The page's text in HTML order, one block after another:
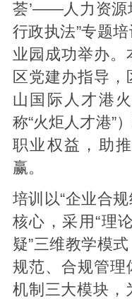
荟’——人力资源
行政执法”专题
业园成功举办。
区党建办指导
山国际人才港
称“火炬人才港”
职业权益，助
赢。
培训以“企业合规
核心，采用“理
疑”三维教学模
规范、合规管理
机制三大模块，